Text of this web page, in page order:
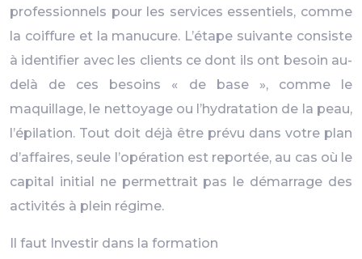
professionnels pour les services essentiels, comme
la coiffure et la manucure. L’étape suivante consiste
à identifier avec les clients ce dont ils ont besoin au-
delà de ces besoins « de base », comme le
maquillage, le nettoyage ou l’hydratation de la peau,
l’épilation. Tout doit déjà être prévu dans votre plan
d’affaires, seule l’opération est reportée, au cas où le
capital initial ne permettrait pas le démarrage des
activités à plein régime.
Il faut Investir dans la formation